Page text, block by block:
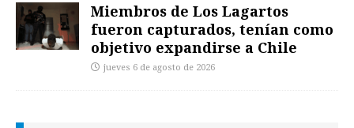
Miembros de Los Lagartos
fueron capturados, tenían como
objetivo expandirse a Chile
jueves 6 de agosto de 2026